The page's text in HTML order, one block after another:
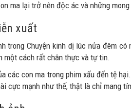
ma lại trở nên độc ác và những
xuất
trong Chuyện kinh dị lúc nửa đêm
một cách rất chân thực và tự tin.
các con ma trong phim xấu đến tệ
cực mạnh như thế, thật là chỉ mang